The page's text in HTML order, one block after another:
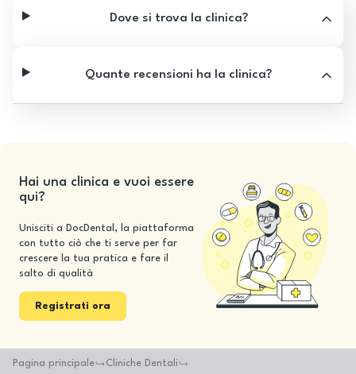
Dove si trova la clinica?
Quante recensioni ha la clinica?
Hai una clinica e vuoi essere
qui?
Unisciti a DocDental, la piattaforma
con tutto ciò che ti serve per far
crescere la tua pratica e fare il
salto di qualità
Registrati ora
Pagina principale
Cliniche Dentali